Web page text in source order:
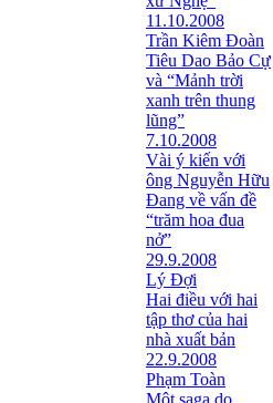
11.10.2008
Trần Kiêm Đoàn
Tiêu Dao Bảo Cự
và “Mảnh trời
xanh trên thung
lũng”
7.10.2008
Vài ý kiến với
ông Nguyễn Hữu
Đang về vấn đề
“trăm hoa đua
nở”
29.9.2008
Lý Đợi
Hai điều với hai
tập thơ của hai
nhà xuất bản
22.9.2008
Phạm Toàn
Một saga do